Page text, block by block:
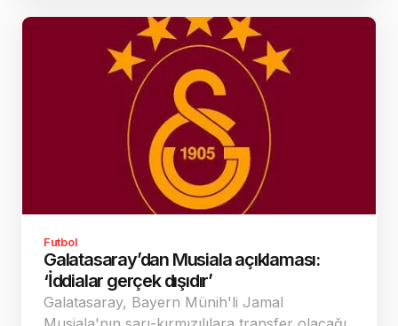
Futbol
Galatasaray’dan Musiala açıklaması:
‘İddialar gerçek dışıdır’
Galatasaray, Bayern Münih'li Jamal